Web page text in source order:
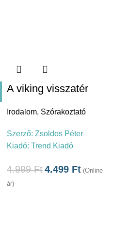
A viking visszatér
Irodalom, Szórakoztató
Szerző: Zsoldos Péter
Kiadó: Trend Kiadó
4.999Ft4.499 Ft (Online
ár)